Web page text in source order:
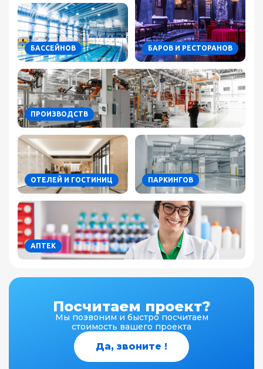
БАССЕЙНОВ БАРОВ И РЕСТОРАНОВ
ПРОИЗВОДСТВ
ОТЕЛЕЙ И ГОСТИНИЦ ПАРКИНГОВ
АПТЕК
Посчитаем проект?
Мы позвоним и быстро посчитаем
стоимость вашего проекта
Да, звоните !